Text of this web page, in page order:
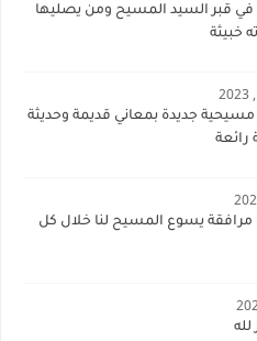
قبر السيد المسيح ومن يصليها
خبيثة
مسيحية جديدة بمعاني قديمة وحديثة
رائعة
يسوع المسيح لنا خلال كل